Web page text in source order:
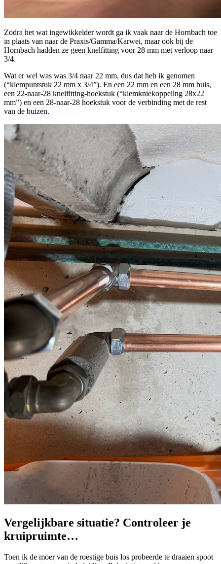
Zodra het wat ingewikkelder wordt ga ik vaak naar de Hornbach toe
in plaats van naar de Praxis/Gamma/Karwei, maar ook bij de
Hornbach hadden ze geen knelfitting voor 28 mm met verloop naar
3/4.
Wat er wel was was 3/4 naar 22 mm, dus dat heb ik genomen
(“klempuntstuk 22 mm x 3/4”). En een 22 mm en een 28 mm buis,
een 22-naar-28 knelfitting-hoekstuk (“klemkniekoppeling 28x22
mm”) en een 28-naar-28 hoekstuk voor de verbinding met de rest
van de buizen.
Vergelijkbare situatie? Controleer je
kruipruimte…
Toen ik de moer van de roestige buis los probeerde te draaien spoot